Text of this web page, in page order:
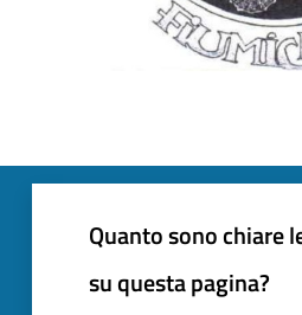
Quanto sono chiare
su questa pagina?